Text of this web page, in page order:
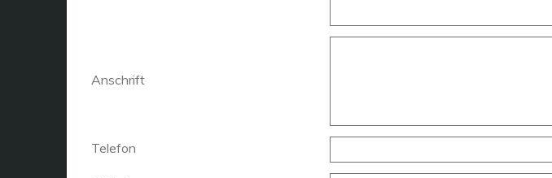
Anschrift
Telefon